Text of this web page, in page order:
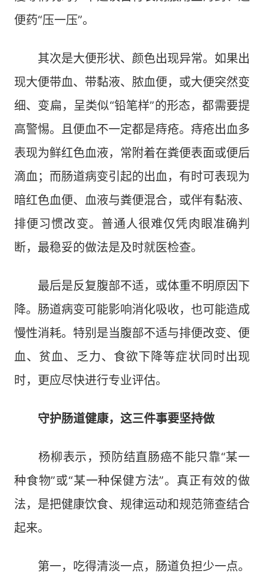
便药“压一压”。
其次是大便形状、颜色出现异常。如果出
现大便带血、带黏液、脓血便，或大便突然变
细、变扁，呈类似“铅笔样”的形态，都需要提
高警惕。且便血不一定都是痔疮。痔疮出血多
表现为鲜红色血液，常附着在粪便表面或便后
滴血；而肠道病变引起的出血，有时可表现为
暗红色血便、血液与粪便混合，或伴有黏液、
排便习惯改变。普通人很难仅凭肉眼准确判
断，最稳妥的做法是及时就医检查。
最后是反复腹部不适，或体重不明原因下
降。肠道病变可能影响消化吸收，也可能造成
慢性消耗。特别是当腹部不适与排便改变、便
血、贫血、乏力、食欲下降等症状同时出现
时，更应尽快进行专业评估。
守护肠道健康，这三件事要坚持做
杨柳表示，预防结直肠癌不能只靠“某一
种食物”或“某一种保健方法”。真正有效的做
法，是把健康饮食、规律运动和规范筛查结合
起来。
第一，吃得清淡一点，肠道负担少一点。